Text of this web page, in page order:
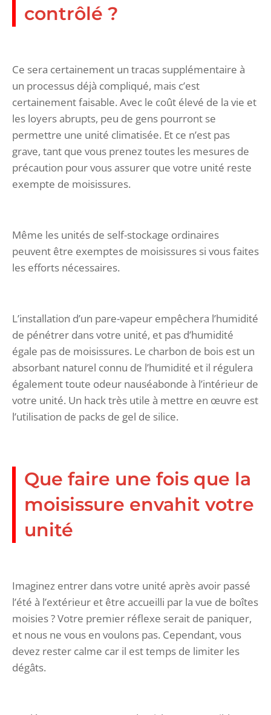
contrôlé ?
Ce sera certainement un tracas supplémentaire à
un processus déjà compliqué, mais c’est
certainement faisable. Avec le coût élevé de la vie et
les loyers abrupts, peu de gens pourront se
permettre une unité climatisée. Et ce n’est pas
grave, tant que vous prenez toutes les mesures de
précaution pour vous assurer que votre unité reste
exempte de moisissures.
Même les unités de self-stockage ordinaires
peuvent être exemptes de moisissures si vous faites
les efforts nécessaires.
L’installation d’un pare-vapeur empêchera l’humidité
de pénétrer dans votre unité, et pas d’humidité
égale pas de moisissures. Le charbon de bois est un
absorbant naturel connu de l’humidité et il régulera
également toute odeur nauséabonde à l’intérieur de
votre unité. Un hack très utile à mettre en œuvre est
l’utilisation de packs de gel de silice.
Que faire une fois que la
moisissure envahit votre
unité
Imaginez entrer dans votre unité après avoir passé
l’été à l’extérieur et être accueilli par la vue de boîtes
moisies ? Votre premier réflexe serait de paniquer,
et nous ne vous en voulons pas. Cependant, vous
devez rester calme car il est temps de limiter les
dégâts.